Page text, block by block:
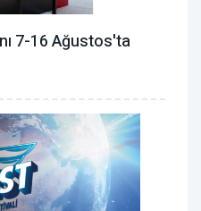
7-16 Ağustos'ta